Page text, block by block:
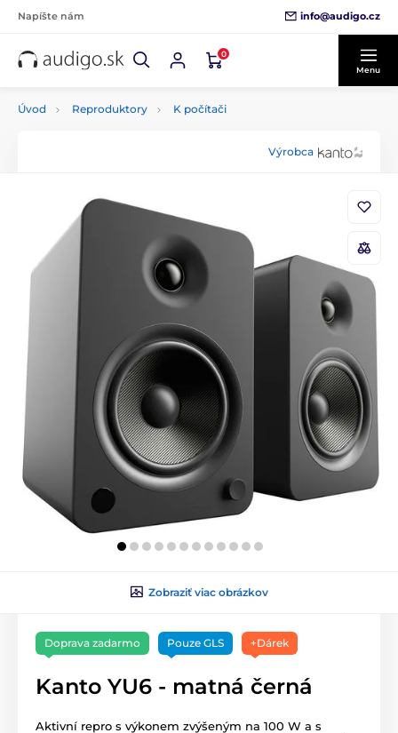
Napíšte nám info@audigo.cz
0
Menu
Úvod Reproduktory K počítači
Výrobca
Zobraziť viac obrázkov
Doprava zadarmo Pouze GLS +Dárek
Kanto YU6 - matná černá
Aktivní repro s výkonem zvýšeným na 100 W a s